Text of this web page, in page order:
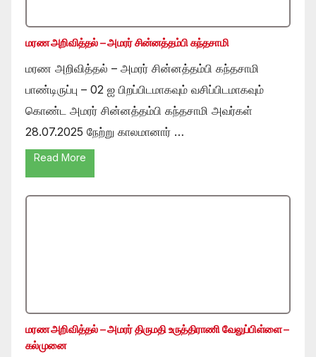
மரண அறிவித்தல் – அமரர் சின்னத்தம்பி கந்தசாமி
மரண அறிவித்தல் – அமரர் சின்னத்தம்பி கந்தசாமி
பாண்டிருப்பு – 02 ஐ பிறப்பிடமாகவும் வசிப்பிடமாகவும்
கொண்ட அமரர் சின்னத்தம்பி கந்தசாமி அவர்கள்
28.07.2025 நேற்று காலமானார் …
Read More
மரண அறிவித்தல் – அமரர் திருமதி உருத்திராணி வேலுப்பிள்ளை –
கல்முனை